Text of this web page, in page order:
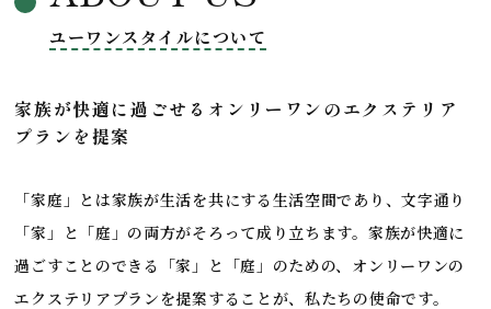
ユーワンスタイルについて
家族が快適に過ごせるオンリーワンのエクステリア
プランを提案
「家庭」とは家族が生活を共にする生活空間であり、文字通り
「家」と「庭」の両方がそろって成り立ちます。家族が快適に
過ごすことのできる「家」と「庭」のための、オンリーワンの
エクステリアプランを提案することが、私たちの使命です。